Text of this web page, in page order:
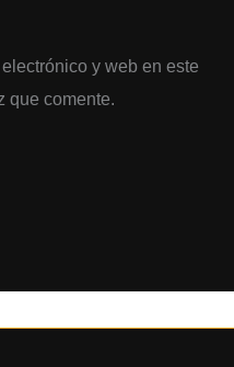
y web en este
que comente.